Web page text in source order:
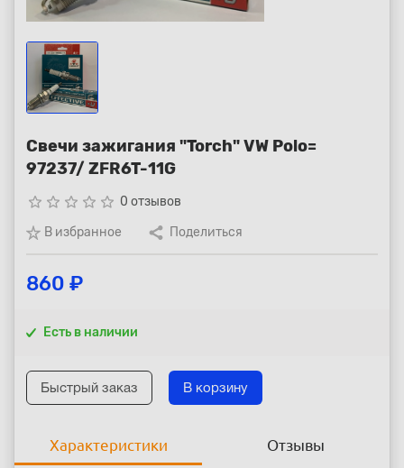
+7 (800) 250-15-01
Свечи зажигания "Torch" VW Polo=
97237/ ZFR6T-11G
star_border star_border star_border star_border star_border 0 отзывов
В избранное
Поделиться
860 ₽
Есть в наличии
Быстрый заказ В корзину
Характеристики
Отзывы